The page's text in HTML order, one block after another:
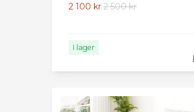
2 100 kr 2 500 kr
I lager